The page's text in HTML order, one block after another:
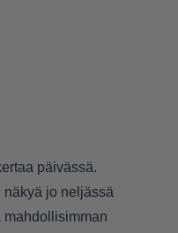
päivässä.
näkyä jo neljässä
mahdollisimman